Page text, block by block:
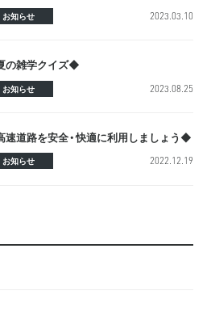
お知らせ 2023.03.10
の雑学クイズ◆
お知らせ 2023.08.25
道路を安全・快適に利用しましょう◆
お知らせ 2022.12.19